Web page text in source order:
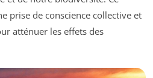
prise de conscience collective et
atténuer les effets des